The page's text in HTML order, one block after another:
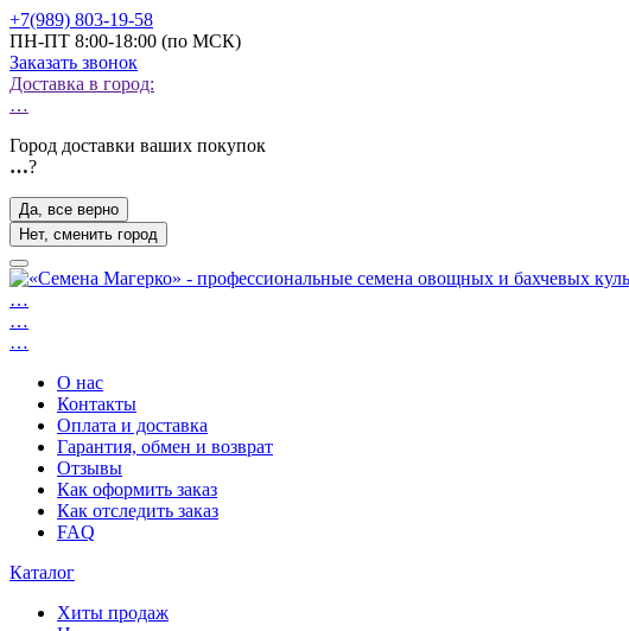
+7(989) 803-19-58
ПН-ПТ 8:00-18:00 (по МСК)
Заказать звонок
Доставка в город:
…
Город доставки ваших покупок
…?
Да, все верно
Нет, сменить город
…
…
…
О нас
Контакты
Оплата и доставка
Гарантия, обмен и возврат
Отзывы
Как оформить заказ
Как отследить заказ
FAQ
Каталог
Хиты продаж